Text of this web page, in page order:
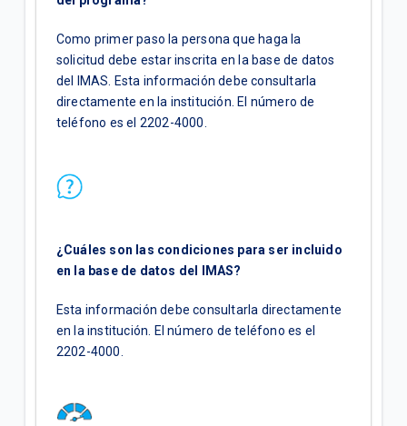
Como primer paso la persona que haga la
solicitud debe estar inscrita en la base de datos
del IMAS. Esta información debe consultarla
directamente en la institución. El número de
teléfono es el 2202-4000.
¿Cuáles son las condiciones para ser incluido
en la base de datos del IMAS?
Esta información debe consultarla directamente
en la institución. El número de teléfono es el
2202-4000.